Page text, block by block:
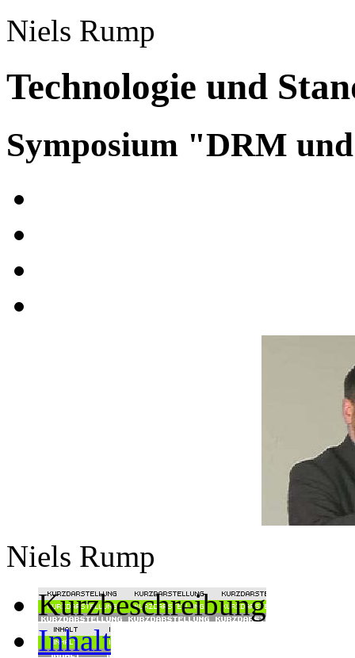
Niels Rump
Technologie und
Symposium "DRM
Niels Rump
Kurzbeschreibung
Inhalt